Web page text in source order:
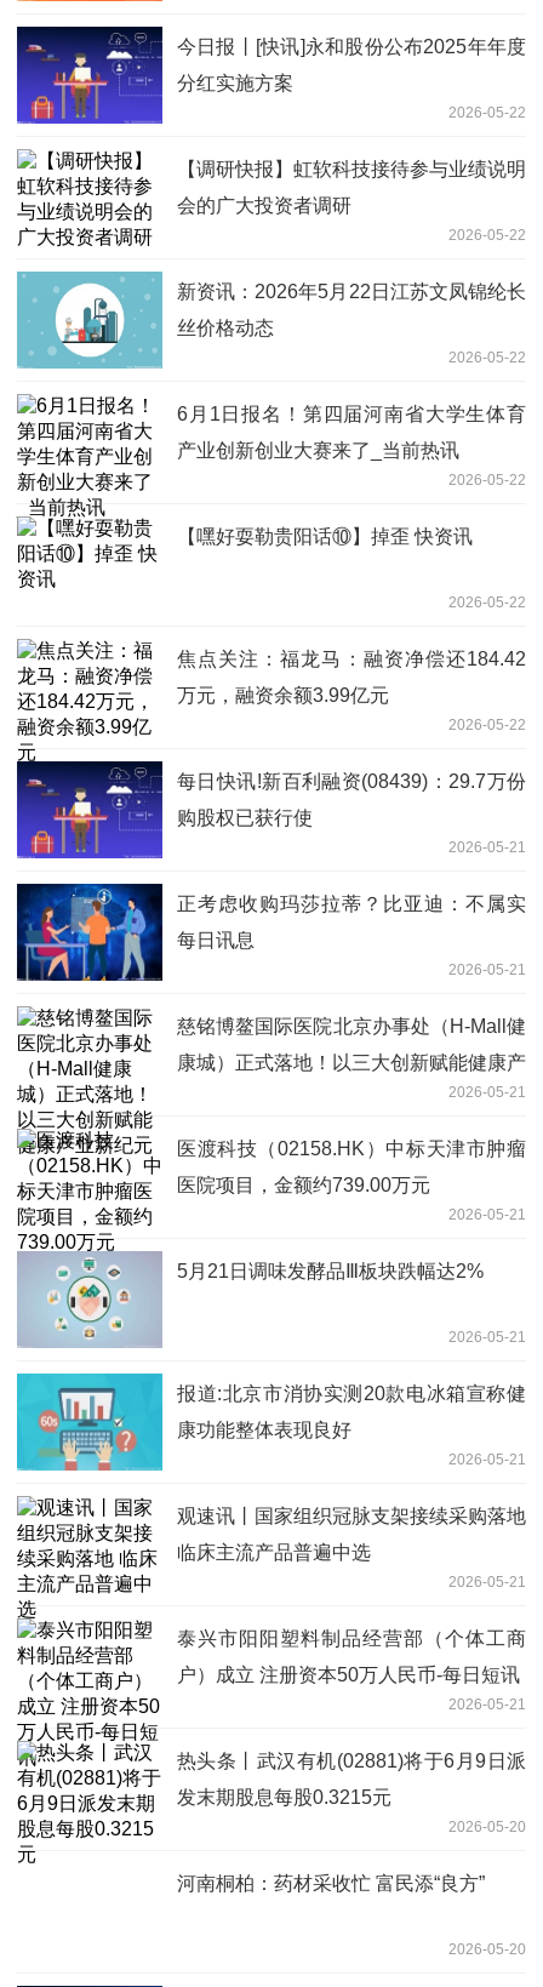
今日报丨[快讯]永和股份公布2025年年度
分红实施方案
2026-05-22
【调研快报】虹软科技接待参与业绩说明
会的广大投资者调研
2026-05-22
新资讯：2026年5月22日江苏文凤锦纶长
丝价格动态
2026-05-22
6月1日报名！第四届河南省大学生体育
产业创新创业大赛来了_当前热讯
2026-05-22
【嘿好耍勒贵阳话⑩】掉歪 快资讯
2026-05-22
焦点关注：福龙马：融资净偿还184.42
万元，融资余额3.99亿元
2026-05-22
每日快讯!新百利融资(08439)：29.7万份
购股权已获行使
2026-05-21
正考虑收购玛莎拉蒂？比亚迪：不属实
每日讯息
2026-05-21
慈铭博鳌国际医院北京办事处（H-Mall健
康城）正式落地！以三大创新赋能健康产
2026-05-21
医渡科技（02158.HK）中标天津市肿瘤
医院项目，金额约739.00万元
2026-05-21
5月21日调味发酵品Ⅲ板块跌幅达2%
2026-05-21
报道:北京市消协实测20款电冰箱宣称健
康功能整体表现良好
2026-05-21
观速讯丨国家组织冠脉支架接续采购落地
临床主流产品普遍中选
2026-05-21
泰兴市阳阳塑料制品经营部（个体工商
户）成立 注册资本50万人民币-每日短讯
2026-05-21
热头条丨武汉有机(02881)将于6月9日派
发末期股息每股0.3215元
2026-05-20
河南桐柏：药材采收忙 富民添“良方”
2026-05-20